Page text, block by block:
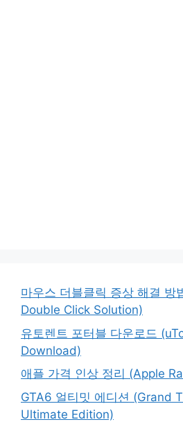
마우스 더블클릭 증상 해결
Double Click Solution)
유토렌트 포터블 다운로드
Download)
애플 가격 인상 정리 (Apple
GTA6 얼티밋 에디션 (Grand
Ultimate Edition)